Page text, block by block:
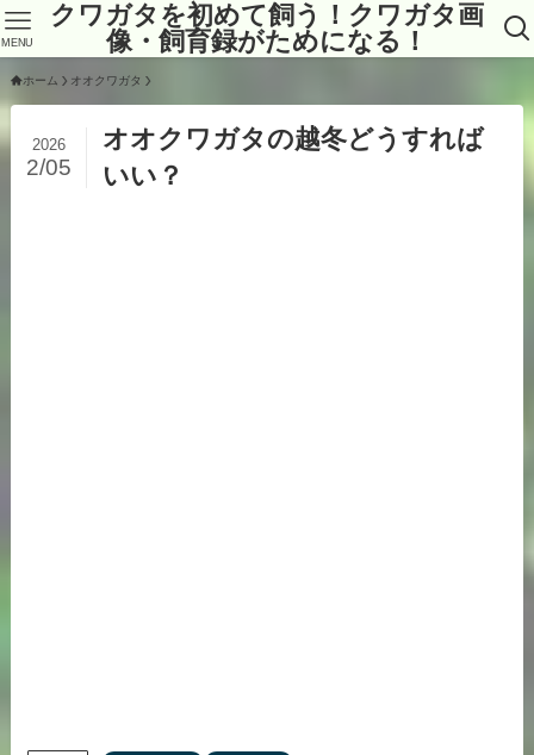
クワガタを初めて飼う！クワガタ画
像・飼育録がためになる！
MENU
ホーム オオクワガタ
オオクワガタの越冬どうすれば
いい？
2026
2/05